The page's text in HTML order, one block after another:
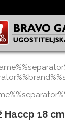
Haccp 18 cm